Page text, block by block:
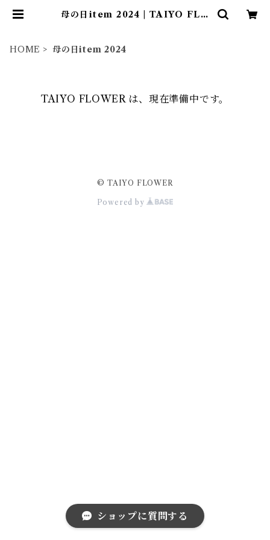
母の日item 2024 | TAIYO FLO
HOME 母の日item 2024
TAIYO FLOWER は、現在準備中です。
© TAIYO FLOWER
Powered by
ショップに質問する